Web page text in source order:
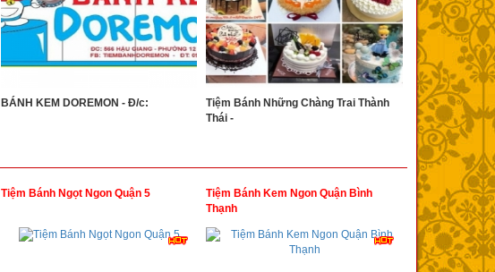
BÁNH KEM DOREMON - Đ/c:
Tiệm Bánh Những Chàng Trai Thành
Thái -
Tiệm Bánh Ngọt Ngon Quận 5
Tiệm Bánh Kem Ngon Quận Bình
Thạnh